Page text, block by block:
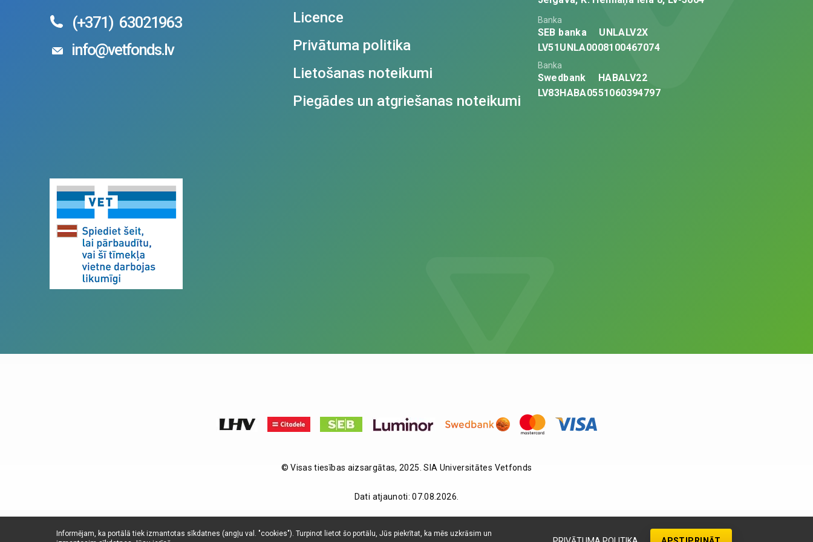
Informējam, ka portālā tiek izmantotas sīkdatnes (angļu val. "cookies"). Turpinot lietot šo portālu, Jūs piekrītat, ka mēs uzkrāsim un
(+371) 63021963
info@vetfonds.lv
Licence
Privātuma politika
Lietošanas noteikumi
Piegādes un atgriešanas noteikumi
Banka
SEB banka
UNLALV2X
LV51UNLA0008100467074
Banka
Swedbank
HABALV22
LV83HABA0551060394797
© Visas tiesības aizsargātas, 2025. SIA Universitātes Vetfonds
Dati atjaunoti: 07.08.2026.